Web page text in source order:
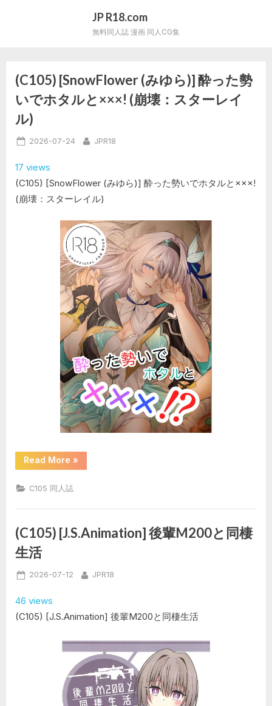
JP R18.com
無料同人誌 漫画 同人CG集
Category:
C105
同
人
誌
(C105) [SnowFlower (みゆら)] 酔った勢
いでホタルと×××! (崩壊：スターレイ
ル)
Posted
2026-07-24 By
JPR18
17 views
(C105) [SnowFlower (みゆら)] 酔った勢いでホタルと×××!
(崩壊：スターレイル)
Read More “(C105)
[SnowFlower
ゆ
ら)]
っ
勢
い
ル
と
ス
タ
レ
イ
ル)”
»
C105 同人誌
(C105) [J.S.Animation] 後輩M200と同棲
生活
Posted
2026-07-12 By
JPR18
46 views
(C105) [J.S.Animation] 後輩M200と同棲生活